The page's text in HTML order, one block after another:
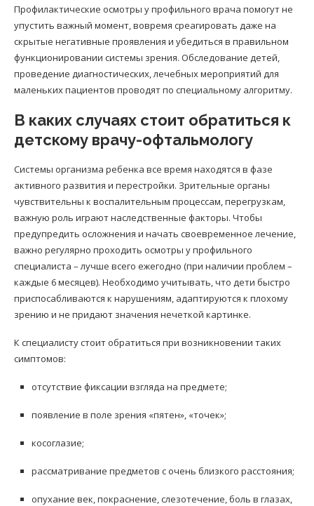
Профилактические осмотры у профильного врача помогут не
упустить важный момент, вовремя среагировать даже на
скрытые негативные проявления и убедиться в правильном
функционировании системы зрения. Обследование детей,
проведение диагностических, лечебных мероприятий для
маленьких пациентов проводят по специальному алгоритму.
В каких случаях стоит обратиться к
детскому врачу-офтальмологу
Системы организма ребенка все время находятся в фазе
активного развития и перестройки. Зрительные органы
чувствительны к воспалительным процессам, перегрузкам,
важную роль играют наследственные факторы. Чтобы
предупредить осложнения и начать своевременное лечение,
важно регулярно проходить осмотры у профильного
специалиста – лучше всего ежегодно (при наличии проблем –
каждые 6 месяцев). Необходимо учитывать, что дети быстро
приспосабливаются к нарушениям, адаптируются к плохому
зрению и не придают значения нечеткой картинке.
К специалисту стоит обратиться при возникновении таких
симптомов:
отсутствие фиксации взгляда на предмете;
появление в поле зрения «пятен», «точек»;
косоглазие;
рассматривание предметов с очень близкого расстояния;
опухание век, покраснение, слезотечение, боль в глазах,